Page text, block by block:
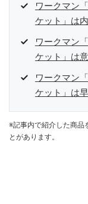
ワークマン
ケット」は
ワークマン
ケット」は
ワークマン
ケット」は
※記事内で紹介した商品
とがあります。